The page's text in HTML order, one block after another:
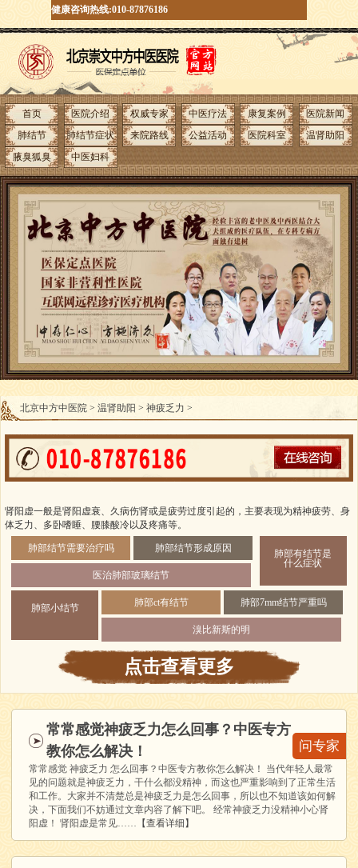
健康咨询热线:010-87876186
首页 医院介绍 权威专家 中医疗法 康复案例
医院新闻
肺结节
肺结节症状 来院路线 公益活动 医院科室
温肾助阳
腋臭狐臭
中医妇科
北京中方中医院 > 温肾助阳 > 神疲乏力 >
肾阳虚一般是肾阳虚衰、久病伤肾或是疲劳过度引起的，主要表现为精神疲劳、身
体乏力、多卧嗜睡、腰膝酸冷以及疼痛等。
肺部有结节是
什么症状
肺部结节需要治疗吗 肺部结节形成原因
医治肺部玻璃结节
肺部小结节
肺部ct有结节 肺部7mm结节严重吗
溴比新斯的明
点击查看更多
问专家
常常感觉神疲乏力怎么回事？中医专方
教你怎么解决！
常常感觉 神疲乏力 怎么回事？中医专方教你怎么解决！ 当代年轻人最常
见的问题就是神疲乏力，干什么都没精神，而这也严重影响到了正常生活
和工作。大家并不清楚总是神疲乏力是怎么回事，所以也不知道该如何解
决，下面我们不妨通过文章内容了解下吧。 经常神疲乏力没精神小心肾
阳虚！ 肾阳虚是常见…… 【查看详细】